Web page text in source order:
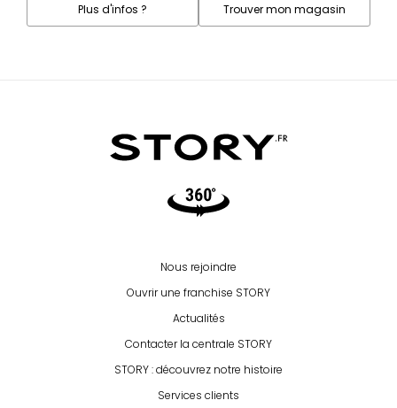
Plus d'infos ? Trouver mon magasin
Video360
Nous rejoindre
Ouvrir une franchise STORY
Actualités
Contacter la centrale STORY
STORY : découvrez notre histoire
Services clients